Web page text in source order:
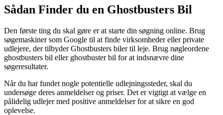
Sådan Finder du en Ghostbusters Bil
Den første ting du skal gøre er at starte din søgning online. Brug
søgemaskiner som Google til at finde virksomheder eller private
udlejere, der tilbyder Ghostbusters biler til leje. Brug nøgleordene
ghostbusters bil eller ghostbuster bil for at indsnævre dine
søgeresultater.
Når du har fundet nogle potentielle udlejningssteder, skal du
undersøge deres anmeldelser og priser. Det er vigtigt at vælge en
pålidelig udlejer med positive anmeldelser for at sikre en god
oplevelse.